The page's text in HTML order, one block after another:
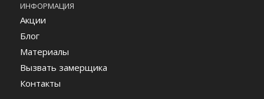
ИНФОРМАЦИЯ
Акции
Блог
Материалы
Вызвать замерщика
Контакты